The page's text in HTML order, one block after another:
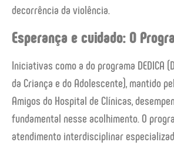
decorrência da violência.
Esperança e cuidado: O
Iniciativas como a do programa DEDICA
da Criança e do Adolescente), mantido
Amigos do Hospital de Clínicas,
fundamental nesse acolhimento. O
atendimento interdisciplinar